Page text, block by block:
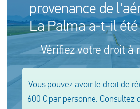
Vol retardé
Connexion manquée
Refus d'embarquement
Notre service
provenance de
La Palma a-t-il été
Vérifiez votre droit à
Vous pouvez avoir le droit de
600 € par personne. Consultez